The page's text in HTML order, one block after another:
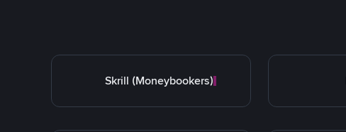
Skrill (Moneybookers)